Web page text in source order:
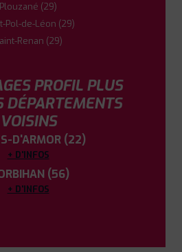
Plouzané (29)
Pol-de-Léon (29)
Renan (29)
PROFIL PLUS
DÉPARTEMENTS
VOISINS
D'ARMOR (22)
+ D'INFOS
(56)
+ D'INFOS